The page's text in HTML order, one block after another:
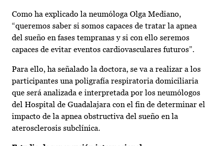
Como ha explicado la neumóloga Olga Mediano,
“queremos saber si somos capaces de tratar la apnea
del sueño en fases tempranas y si con ello seremos
capaces de evitar eventos cardiovasculares futuros”.
Para ello, ha señalado la doctora, se va a realizar a los
participantes una poligrafía respiratoria domiciliaria
que será analizada e interpretada por los neumólogos
del Hospital de Guadalajara con el fin de determinar el
impacto de la apnea obstructiva del sueño en la
aterosclerosis subclínica.